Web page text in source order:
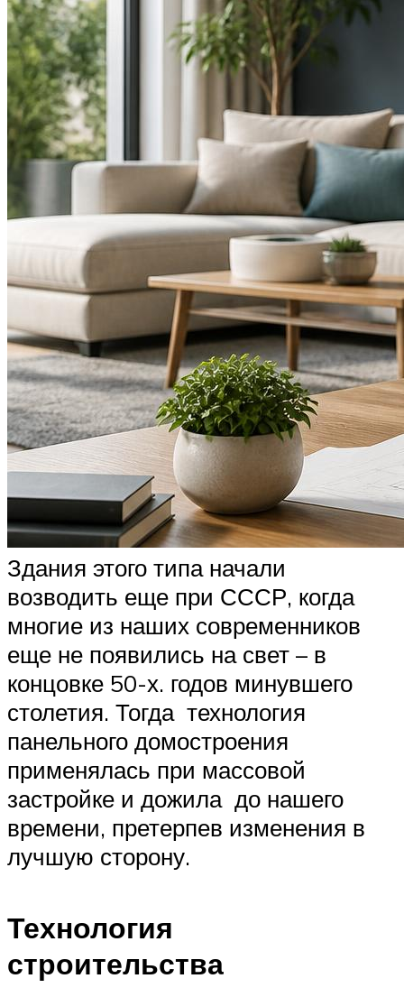
Здания этого типа начали
возводить еще при СССР, когда
многие из наших современников
еще не появились на свет – в
концовке 50-х. годов минувшего
столетия. Тогда технология
панельного домостроения
применялась при массовой
застройке и дожила до нашего
времени, претерпев изменения в
лучшую сторону.
Технология
строительства